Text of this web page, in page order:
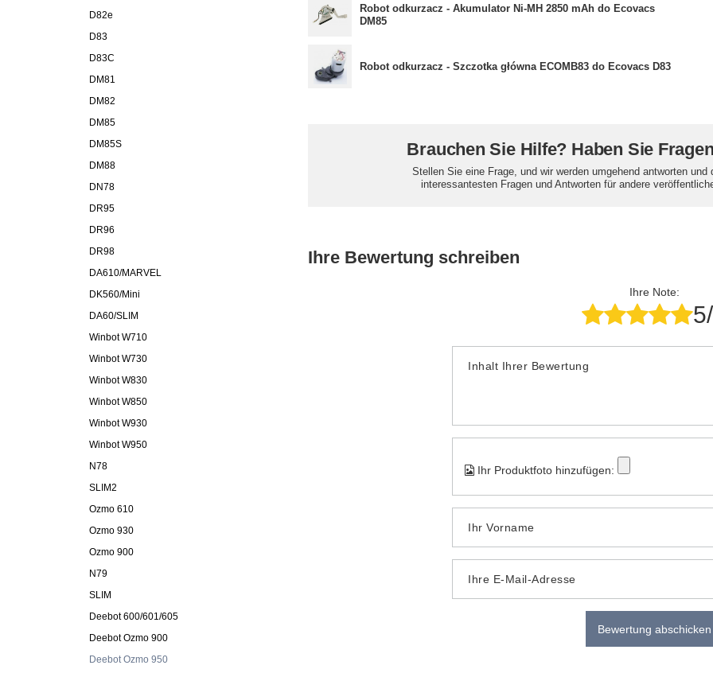
D82e
D83
D83C
DM81
DM82
DM85
DM85S
DM88
DN78
DR95
DR96
DR98
DA610/MARVEL
DK560/Mini
DA60/SLIM
Winbot W710
Winbot W730
Winbot W830
Winbot W850
Winbot W930
Winbot W950
N78
SLIM2
Ozmo 610
Ozmo 930
Ozmo 900
N79
SLIM
Deebot 600/601/605
Deebot Ozmo 900
Deebot Ozmo 950
Robot odkurzacz - Akumulator Ni-MH 2850 mAh do Ecovacs
DM85
Robot odkurzacz - Szczotka główna ECOMB83 do Ecovacs D83
Brauchen Sie Hilfe? Haben Sie
Stellen Sie eine Frage, und wir werden umgehend antworten und
interessantesten Fragen und Antworten für andere
Ihre Bewertung schreiben
Ihre Note:
Inhalt Ihrer Bewertung
Ihr Produktfoto hinzufügen:
Ihr Vorname
Ihre E-Mail-Adresse
Bewertung abschicken